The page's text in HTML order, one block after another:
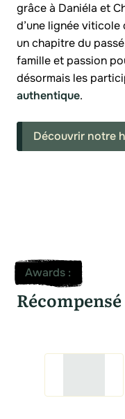
grâce à Daniéla et
d’une lignée
un chapitre du
famille et passion
désormais les
authentique.
Découvrir notre
Awards: